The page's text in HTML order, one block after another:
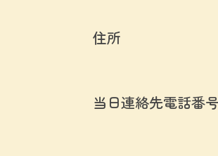
住所
当日連絡先電話番